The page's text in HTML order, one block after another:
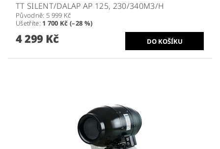
TT SILENT/DALAP AP 125, 230/340M3/H
Původně: 5 999 Kč
Ušetříte: 1 700 Kč (–28 %)
4 299 Kč